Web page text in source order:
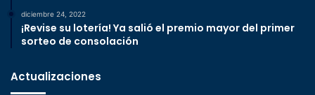
diciembre 24, 2022
¡Revise su lotería! Ya salió el premio mayor del primer
sorteo de consolación
Actualizaciones